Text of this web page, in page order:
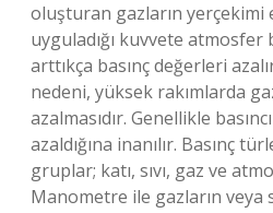
oluşturan gazların yerçekimi
uyguladığı kuvvete atmosfer
arttıkça basınç değerleri
nedeni, yüksek rakımlarda
azalmasıdır. Genellikle
azaldığına inanılır. Basınç
gruplar; katı, sıvı, gaz ve
Manometre ile gazların veya